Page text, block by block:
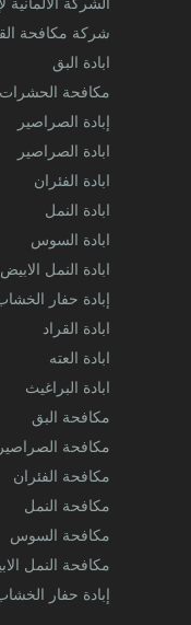
الشركة
شركة مكافحة
ابادة البق
مكافحة الحشرات
إبادة الصراصير
ابادة الصراصير
ابادة الفئران
ابادة النمل
ابادة السوس
ابادة النمل الابيض
إبادة حفار
ابادة القراد
ابادة العته
ابادة البراغيث
مكافحة البق
مكافحة الصراصير
مكافحة الفئران
مكافحة النمل
مكافحة السوس
مكافحة النمل
إبادة حفار